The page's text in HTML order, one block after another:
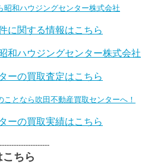
昭和ハウジングセンター株式会社
に関する情報はこちら
和ハウジングセンター株式会社
ーの買取査定はこちら
となら吹田不動産買取センターへ！
ーの買取実績はこちら
ちら